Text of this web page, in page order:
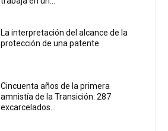
La interpretación del alcance de la
protección de una patente
Cincuenta años de la primera
amnistía de la Transición: 287
excarcelados...